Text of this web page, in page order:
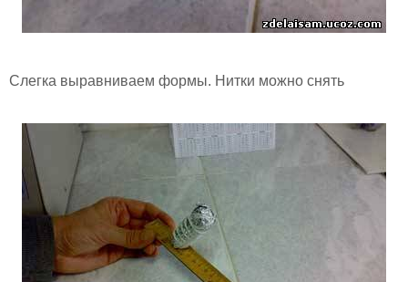
Слегка выравниваем формы. Нитки можно снять